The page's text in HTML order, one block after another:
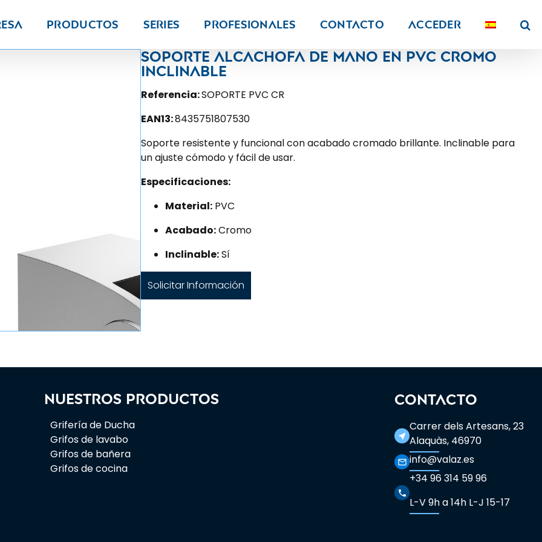
Productos Series PROFESIONALES Contacto Acceder
Soporte alcachofa de mano en PVC cromo
inclinable
Referencia:SOPORTE PVC CR
EAN13:8435751807530
Soporte resistente y funcional con acabado cromado brillante. Inclinable para
un ajuste cómodo y fácil de usar.
Especificaciones:
Material: PVC
Acabado:Cromo
Inclinable:Sí
Solicitar Información
Nuestros productos
Grifería de Ducha
Grifos de lavabo
Grifos de bañera
Grifos de cocina
CONTACTO
near_me
Carrer dels Artesans, 23
Alaquàs, 46970
mail_outline info@valaz.es
phone
+34 96 314 59 96
L-V 9h a 14h L-J 15-17